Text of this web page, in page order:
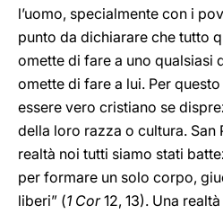
l’uomo, specialmente con i
punto da dichiarare che tutto
omette di fare a uno qualsiasi
omette di fare a lui. Per
essere vero cristiano se
della loro razza o cultura. San
realtà noi tutti siamo stati
per formare un solo corpo,
liberi” (1 Cor12, 13). Una